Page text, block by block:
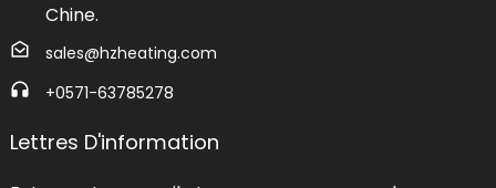
Chine.
sales@hzheating.com
+0571-63785278
Lettres D'information